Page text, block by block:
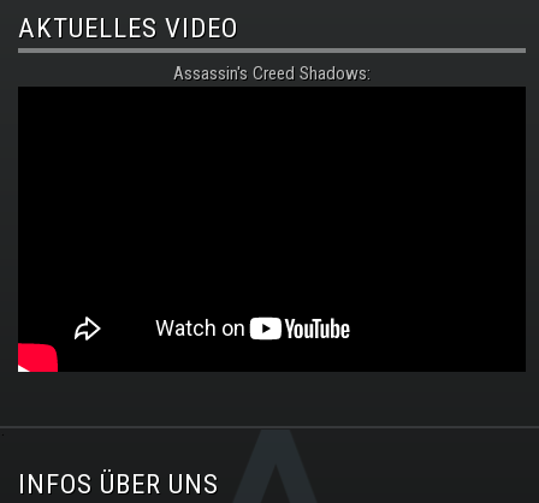
AKTUELLES VIDEO
Assassin's Creed Shadows:
.
INFOS ÜBER UNS